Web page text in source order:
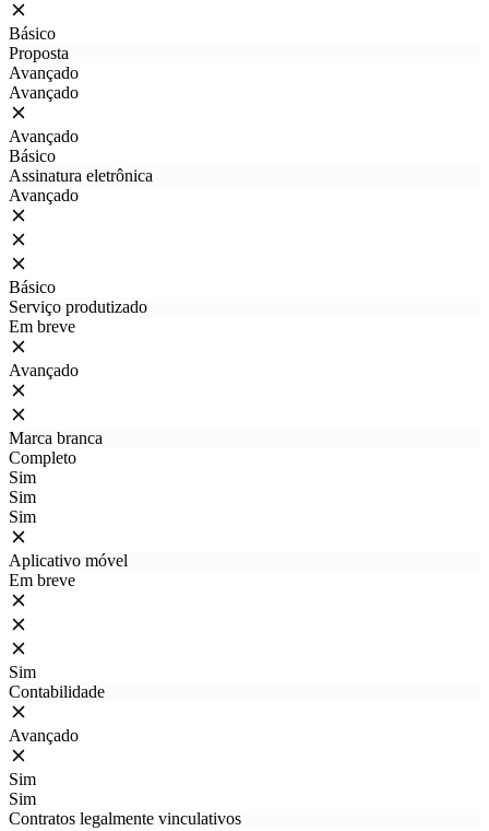
Básico
Proposta
Avançado
Avançado
Avançado
Básico
Assinatura eletrônica
Avançado
Básico
Serviço produtizado
Em breve
Avançado
Marca branca
Completo
Sim
Sim
Sim
Aplicativo móvel
Em breve
Sim
Contabilidade
Avançado
Sim
Sim
Contratos legalmente vinculativos